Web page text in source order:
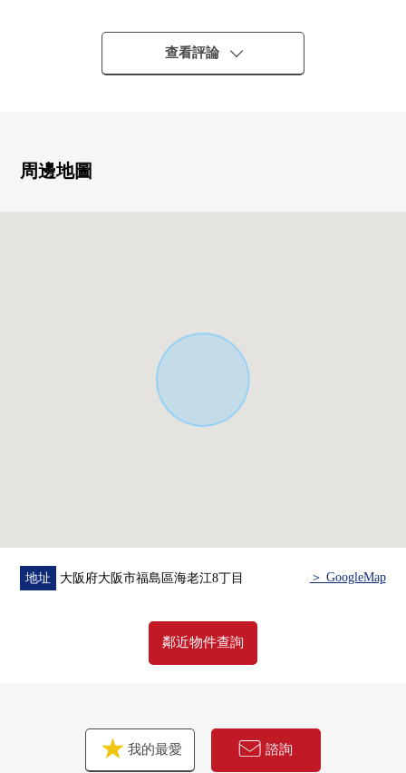
・阪神本線"澱川"車站步行8分鐘
・大阪Metro千日前線"野田阪神"車站步行10分鐘
・儲藏室約4.5張塌塌米有，窗、收納的，并且能靈活運用
■ 在找想要的家方面給予幫助的━━━━━・・・
房屋的詳細、需討論是如感興趣,歡迎請隨時聯繫我們。
查看評論
周邊地圖
地址 大阪府大阪市福島區海老江8丁目 ＞ GoogleMap
鄰近物件查詢
我的最愛 諮詢